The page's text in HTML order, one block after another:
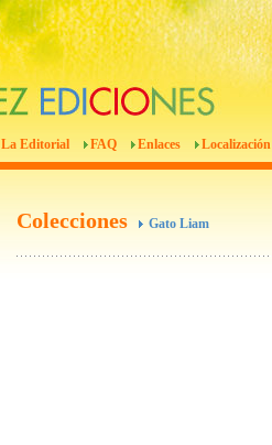
La Editorial FAQ Enlaces Localización
Colecciones Gato Liam